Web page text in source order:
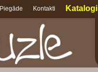
Piegāde Kontakti Katalogi